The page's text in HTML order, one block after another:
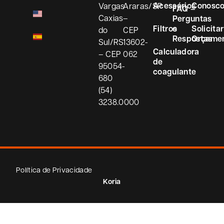
Vargas
Caxias
do
Sul/RS
– CEP
95054-
680
(54)
3238.0000
Araras/SP
–
CEP
13602-
062
Acessórios
Filtros
Calculadora
de
coagulante
FAQ –
Perguntas
e
Respostas
Solicitar
Política de Privacidade
Koria